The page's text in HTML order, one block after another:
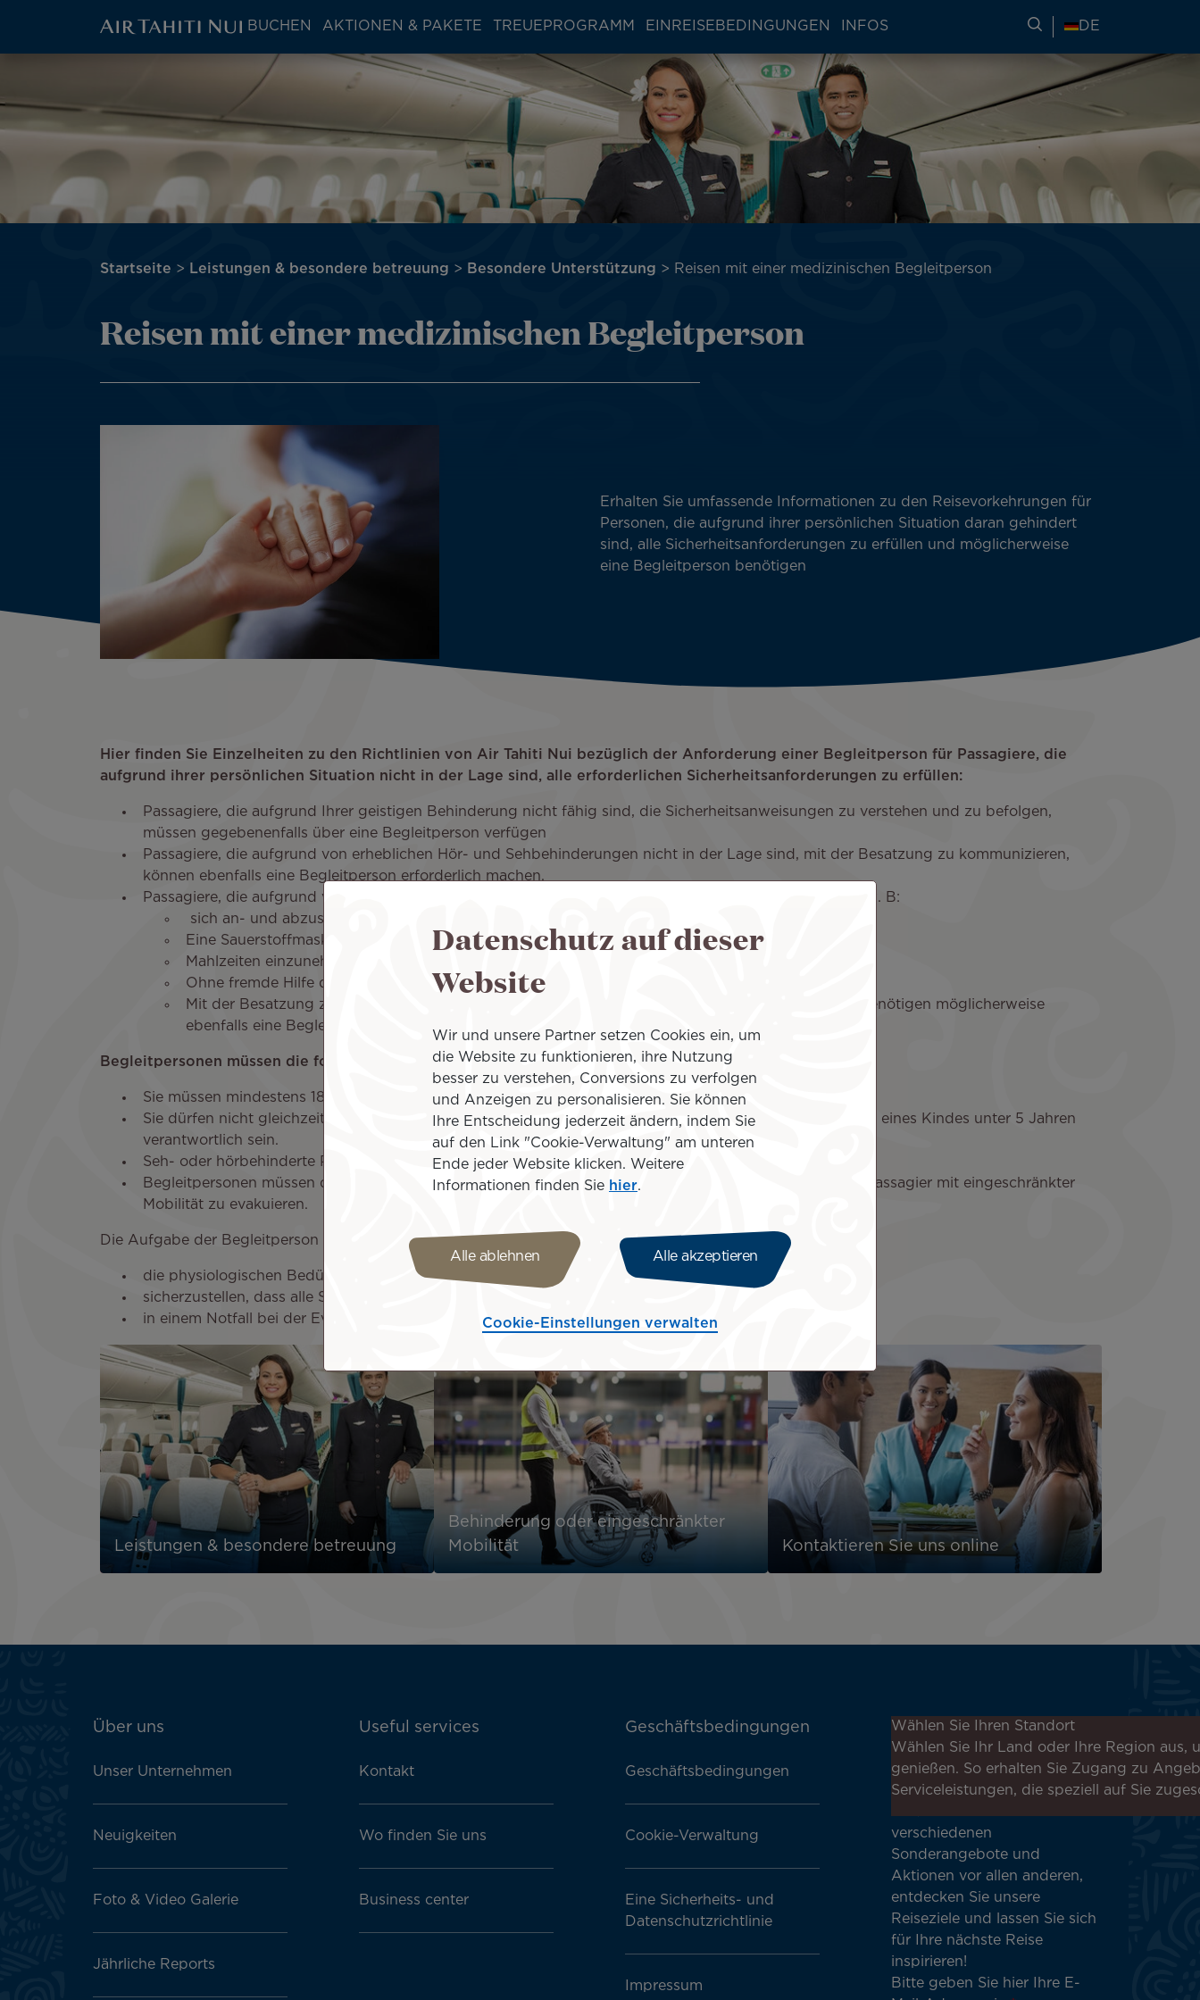
wechseln
Main
menu
block
BUCHEN AKTIONEN & PAKETE TREUEPROGRAMM EINREISEBEDINGUNGEN INFOS DE
Pfadnavigation
Startseite Leistungen & besondere betreuung Besondere Unterstützung Reisen mit einer medizinischen Begleitperson
Reisen mit einer medizinischen Begleitperson
Erhalten Sie umfassende Informationen zu den Reisevorkehrungen für
Personen, die aufgrund ihrer persönlichen Situation daran gehindert
sind, alle Sicherheitsanforderungen zu erfüllen und möglicherweise
eine Begleitperson benötigen
Hier finden Sie Einzelheiten zu den Richtlinien von Air Tahiti Nui bezüglich der Anforderung einer Begleitperson für Passagiere, die
aufgrund ihrer persönlichen Situation nicht in der Lage sind, alle erforderlichen Sicherheitsanforderungen zu erfüllen:
Passagiere, die aufgrund Ihrer geistigen Behinderung nicht fähig sind, die Sicherheitsanweisungen zu verstehen und zu befolgen,
müssen gegebenenfalls über eine Begleitperson verfügen
Passagiere, die aufgrund von erheblichen Hör- und Sehbehinderungen nicht in der Lage sind, mit der Besatzung zu kommunizieren,
können ebenfalls eine Begleitperson erforderlich machen.
Passagiere, die aufgrund von Behinderungen nicht fähig sind, grundlegende Handlungen auszuführen, z. B:
sich an- und abzuschnallen
Eine Sauerstoffmaske zu benutzen
Mahlzeiten einzunehmen
Ohne fremde Hilfe die Toilette zu benutzen
Mit der Besatzung zu kommunizieren oder im Notfall bei der eigenen Evakuierung mitzuwirken, benötigen möglicherweise
ebenfalls eine Begleitperson.
Begleitpersonen müssen die folgenden Bedingungen erfüllen:
Sie müssen mindestens 18 Jahre alt sein.
Sie dürfen nicht gleichzeitig für mehrere Passagiere mit eingeschränkter Mobilität oder für die Betreuung eines Kindes unter 5 Jahren
verantwortlich sein.
Seh- oder hörbehinderte Passagiere dürfen nicht als Begleitperson eingesetzt werden.
Begleitpersonen müssen den Sitz neben dem Sitz der behinderten Person belegen und fähig sein, den Passagier mit eingeschränkter
Mobilität zu evakuieren.
Die Aufgabe der Begleitperson besteht darin:
die physiologischen Bedürfnisse des behinderten Passagiers zu erfüllen
sicherzustellen, dass alle Sicherheitsvorschriften während des Fluges befolgt werden
in einem Notfall bei der Evakuierung des behinderten Passagiers mitzuwirken
Leistungen & besondere betreuung
Behinderung oder eingeschränkter
Mobilität
Kontaktieren Sie uns online
ATN:
menu
Über uns
Unser Unternehmen
Neuigkeiten
Foto & Video Galerie
Jährliche Reports
Useful services
Kontakt
Wo finden Sie uns
Business center
Geschäftsbedingungen
Geschäftsbedingungen
Cookie-Verwaltung
Eine Sicherheits- und
Datenschutzrichtlinie
Impressum
Melden Sie sich für unseren
Newsletter an, um die
neuesten Nachrichten zu
erhalten!
verschiedenen
Sonderangebote und
Aktionen vor allen anderen,
entdecken Sie unsere
Reiseziele und lassen Sie sich
für Ihre nächste Reise
inspirieren!
Bitte geben Sie hier Ihre E-
Wählen Sie Ihren Standort
Wählen Sie Ihr Land oder Ihre Region aus,
genießen. So erhalten Sie Zugang zu
Serviceleistungen, die speziell auf Sie
Datenschutz auf dieser
Website
Wir und unsere Partner setzen Cookies ein, um
die Website zu funktionieren, ihre Nutzung
besser zu verstehen, Conversions zu verfolgen
und Anzeigen zu personalisieren. Sie können
Ihre Entscheidung jederzeit ändern, indem Sie
auf den Link "Cookie-Verwaltung" am unteren
Ende jeder Website klicken. Weitere
Informationen finden Sie hier.
Alle ablehnen Alle akzeptieren
Cookie-Einstellungen verwalten